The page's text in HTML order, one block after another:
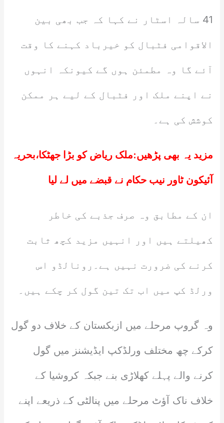
41 سالہ اسٹار نے کہا کہ جب بھی بین
الاقوامی فٹبال کو خیرباد کہنے کا وقت
آئے گا وہ مطمئن ہوں گے کیونکہ انہوں
نے اپنے ملک اور فٹبال کے لیے ہر ممکن
کوشش کی ہے۔
مزید یہ بھی پڑھیں:ملک ریاض کو بڑا جھٹکا،بحریہ
آئیکون ٹاور نیب حکام نے قبضے میں لے لیا
ان کے مطابق وہ صرف جذبے کی خاطر
کھیلتے ہیں اور انہیں مزید کچھ ثابت
کرنے کی ضرورت نہیں ہے۔رونالڈو اس
ورلڈ کپ میں اب تک تین گول کر چکے ہیں۔
وہ گروپ مرحلے میں ازبکستان کے خلاف دو گول
کرکے چھ مختلف ورلڈکپ ایڈیشنز میں گول
کرنے والے پہلے کھلاڑی بنے جبکہ کروشیا کے
خلاف ناک آؤٹ مرحلے میں پنالٹی کے ذریعے اپنے